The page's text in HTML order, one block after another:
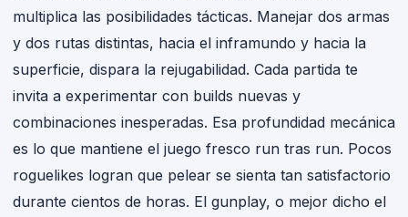
multiplica las posibilidades tácticas. Manejar dos armas
y dos rutas distintas, hacia el inframundo y hacia la
superficie, dispara la rejugabilidad. Cada partida te
invita a experimentar con builds nuevas y
combinaciones inesperadas. Esa profundidad mecánica
es lo que mantiene el juego fresco run tras run. Pocos
roguelikes logran que pelear se sienta tan satisfactorio
durante cientos de horas. El gunplay, o mejor dicho el